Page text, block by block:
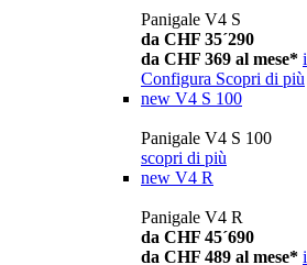
Panigale V4 S
da CHF 35´290
da CHF 369 al mese* i
Configura Scopri di più
new V4 S 100
Panigale V4 S 100
scopri di più
new V4 R
Panigale V4 R
da CHF 45´690
da CHF 489 al mese* i